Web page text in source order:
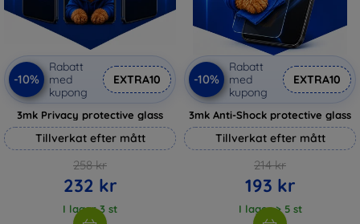
-10%
Rabatt
med
kupong
EXTRA10
3mk Privacy protective glass
Tillverkat efter mått
258 kr
232 kr
I lager 3 st
-10%
Rabatt
med
kupong
EXTRA10
3mk Anti-Shock protective glass
Tillverkat efter mått
214 kr
193 kr
I lager > 5 st